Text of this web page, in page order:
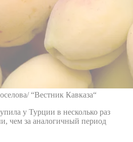
“Вестник Кавказа“
у Турции в несколько раз
чем за аналогичный период